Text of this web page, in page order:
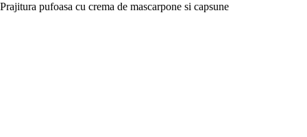
Prajitura pufoasa cu crema de mascarpone si capsune